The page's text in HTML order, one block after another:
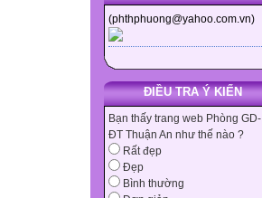
(phthphuong@yahoo.com.vn)
ĐIỀU TRA Ý KIẾN
Bạn thấy trang web Phòng GD-
ĐT Thuận An như thế nào ?
Rất đẹp
Đẹp
Bình thường